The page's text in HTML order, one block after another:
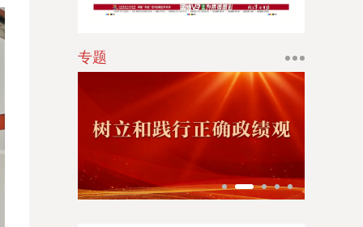
华人时刊
专题